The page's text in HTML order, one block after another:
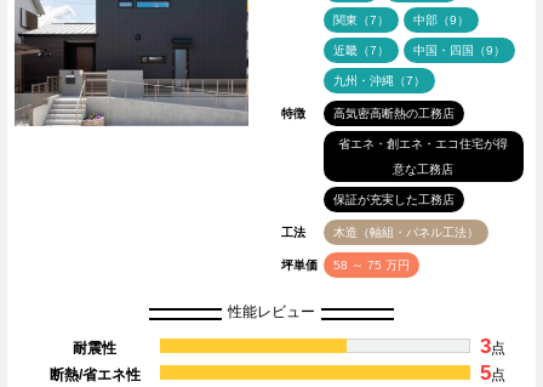
関東（7） 中部（9）
近畿（7） 中国・四国（9）
九州・沖縄（7）
特徴 高気密高断熱の工務店
省エネ・創エネ・エコ住宅が得
意な工務店
保証が充実した工務店
工法 木造（軸組・パネル工法）
坪単価 58 ～ 75 万円
性能レビュー
耐震性 3点
断熱/省エネ性
5点